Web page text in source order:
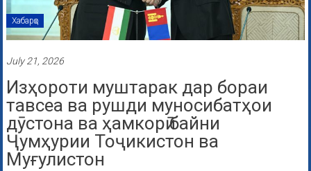
Хабарҳо
July 21, 2026
Изҳороти муштарак дар бораи
тавсеа ва рушди муносибатҳои
дӯстона ва ҳамкорӣ байни
Ҷумҳурии Тоҷикистон ва
Муғулистон